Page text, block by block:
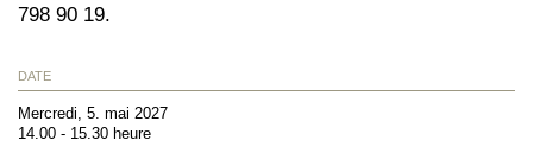
798 90 19.
DATE
Mercredi, 5. mai 2027
14.00 - 15.30 heure